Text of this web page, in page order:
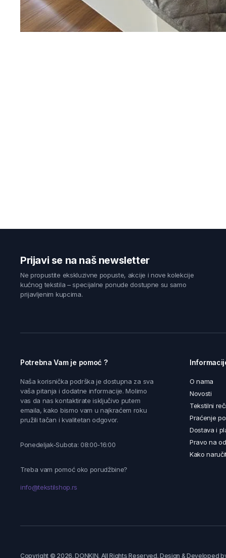
Prijavi se na naš newsletter
Ne propustite ekskluzivne popuste, akcije i nove kolekcije
kućnog tekstila – specijalne ponude dostupne su samo
prijavljenim kupcima.
Potrebna Vam je pomoć ?
Naša korisnička podrška je dostupna za sva
vaša pitanja i dodatne informacije. Molimo
vas da nas kontaktirate isključivo putem
emaila, kako bismo vam u najkraćem roku
pružili tačan i kvalitetan odgovor.
Ponedeljak-Subota: 08:00-16:00
Treba vam pomoć oko porudžbine?
info@tekstilshop.rs
O nama
Novosti
Tekstilni
Praćenje
Dostava i
Pravo na
Kako
Copyright © 2026. DONKIN. All Rights Reserved. Design & Developed